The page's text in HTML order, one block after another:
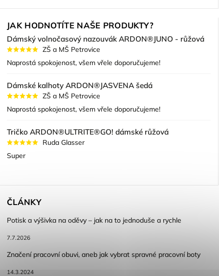
JAK HODNOTÍTE NAŠE PRODUKTY?
Dámský volnočasový nazouvák ARDON®JUNO - růžová
ZŠ a MŠ Petrovice
Naprostá spokojenost, všem vřele doporučujeme!
Dámské kalhoty ARDON®JASVENA šedá
ZŠ a MŠ Petrovice
Naprostá spokojenost, všem vřele doporučujeme!
Tričko ARDON®ULTRITE®GO! dámské růžová
Ruda Glasser
Super
ČLÁNKY
Potisk a výšivka na oděvy – jak na to jednoduše a rychle
7.7.2026
Značení pracovní obuvi, aneb jak vybrat spravné pracovní boty
14.3.2024